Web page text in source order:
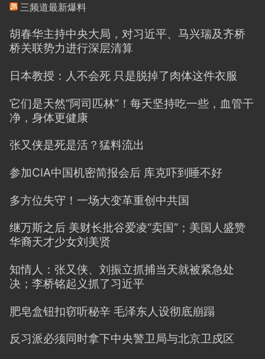
三频道最新爆料
胡春华主持中央大局，对习近平、马兴瑞及齐桥
桥关联势力进行深层清算
日本教授：人不会死 只是脱掉了肉体这件衣服
它们是天然“阿司匹林”！每天坚持吃一些，血管干
净，身体更健康
张又侠是死是活？猛料流出
参加CIA中国机密简报会后 库克吓到睡不好
多方位失守！一场大变革重创中共国
继万斯之后 美财长批谷爱凌“卖国”；美国人盛赞
华裔天才少女刘美贤
知情人：张又侠、刘振立抓捕当天就被紧急处
决；李桥铭起义抓了习近平
肥皂盒钮扣窃听秘辛 毛泽东人设彻底崩蹋
反习派必须同时拿下中央警卫局与北京卫戍区